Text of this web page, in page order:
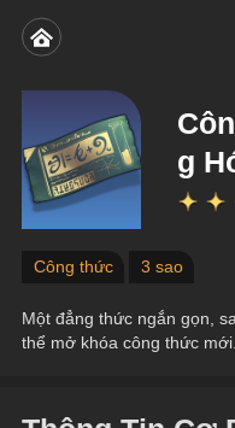
g
Công thức 3 sao
Một đẳng thức ngắn gọn,
thể mở khóa công thức mới.